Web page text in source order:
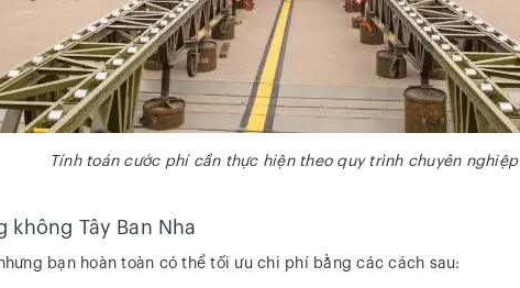
Tính toán cước phí cần thực hiện theo quy trình chuyên nghiệp
Tây Ban Nha
bạn hoàn toàn có thể tối ưu chi phí bằng các cách sau: